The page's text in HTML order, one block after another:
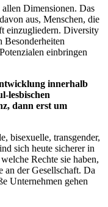
Dimensionen. Das
aus, Menschen, die
einzugliedern. Diversity
einbringen
innerhalb
lesbischen
dann erst um
bisexuelle, transgender,
sich heute sicherer in
Rechte sie haben,
an der Gesellschaft. Da
Unternehmen gehen